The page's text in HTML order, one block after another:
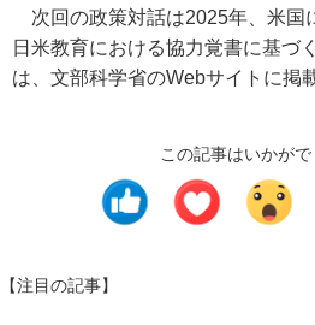
次回の政策対話は2025年、米国
日米教育における協力覚書に基づ
は、文部科学省のWebサイトに掲
この記事はいかがで
【注目の記事】